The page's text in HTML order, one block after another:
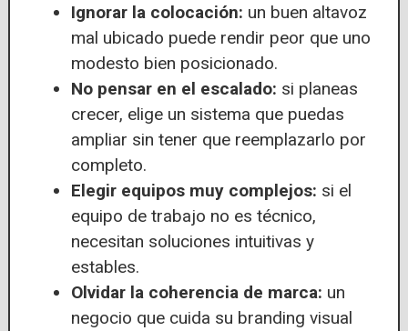
Ignorar la colocación: un buen altavoz
mal ubicado puede rendir peor que uno
modesto bien posicionado.
No pensar en el escalado: si planeas
crecer, elige un sistema que puedas
ampliar sin tener que reemplazarlo por
completo.
Elegir equipos muy complejos: si el
equipo de trabajo no es técnico,
necesitan soluciones intuitivas y
estables.
Olvidar la coherencia de marca: un
negocio que cuida su branding visual